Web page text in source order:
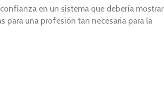
en un sistema que debería mostrar
para una profesión tan necesaria para la